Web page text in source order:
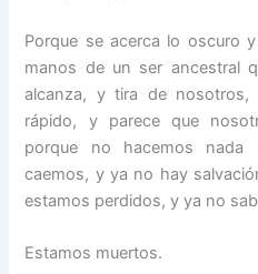
Porque se acerca lo oscuro
manos de un ser ancestral
alcanza, y tira de
rápido, y parece que
porque no hacemos
caemos, y ya no hay
estamos perdidos, y ya no
Estamos muertos.